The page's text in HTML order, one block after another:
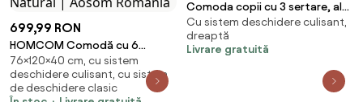
699,99 RON
HOMCOM Comodă cu 6
Sertare, Mânere Sculptate și
Picioare Trapezoidale,
120x40x76 cm, Lemn Natural |
76×120×40 cm, cu sistem
deschidere culisant, cu sistem
de deschidere clasic
Comoda copii cu 3 sertare, alb,
colectia Lucia, 75x41x83 cm
Cu sistem deschidere culisant,
dreaptă
Livrare gratuită